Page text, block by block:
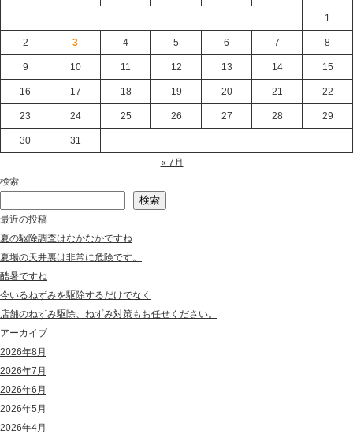
1
2 3 4 5 6 7 8
9 10 11 12 13 14 15
16 17 18 19 20 21 22
23 24 25 26 27 28 29
30
31
« 7月
検索
検索
最近の投稿
夏の駆除調査はなかなかですね
夏場の天井裏は非常に危険です。
酷暑ですね
今いるねずみを駆除するだけでなく
店舗のねずみ駆除、ねずみ対策もお任せください。
アーカイブ
2026年8月
2026年7月
2026年6月
2026年5月
2026年4月